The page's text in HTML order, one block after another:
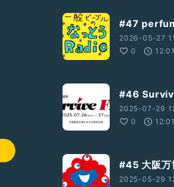
#47
2026-05-27
0
12:01
#46
2025-07-29
0
12:01
#45 大阪万
2025-05-29